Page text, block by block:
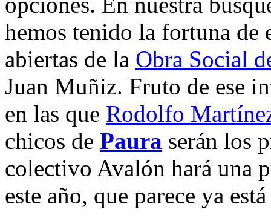
hemos tenido la fortuna de
abiertas de la Obra Social
Juan Muñiz. Fruto de ese
en las que Rodolfo
chicos de Paura serán los
colectivo Avalón hará una
este año, que parece ya